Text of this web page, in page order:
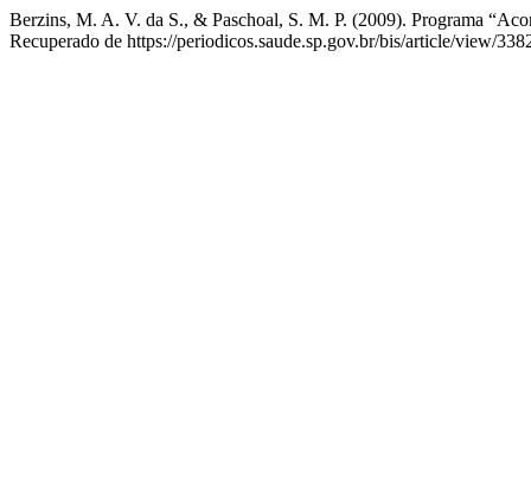
Berzins, M. A. V. da S., & Paschoal, S. M. P. (2009). Programa
Recuperado de https://periodicos.saude.sp.gov.br/bis/article/view/